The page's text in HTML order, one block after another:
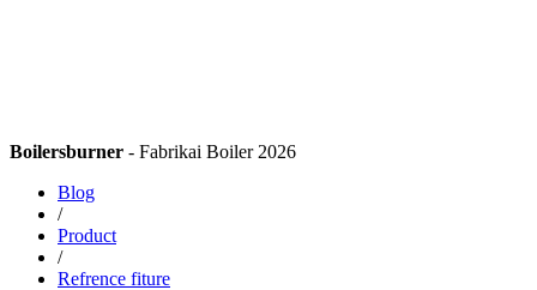
Boilersburner - Fabrikai Boiler 2026
Blog
/
Product
/
Refrence fiture